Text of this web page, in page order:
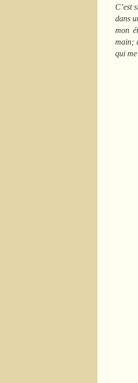
C’est
dans
mon
main;
qui